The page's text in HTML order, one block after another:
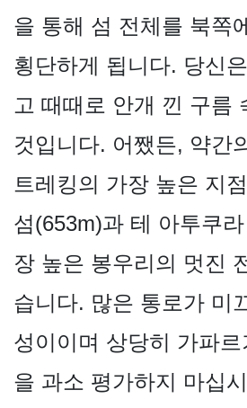
을 통해 섬 전체를 북쪽
횡단하게 됩니다. 당신
고 때때로 안개 낀 구름
것입니다. 어쨌든, 약간
트레킹의 가장 높은 지
섬(653m)과 테 아투쿠
장 높은 봉우리의 멋진
습니다. 많은 통로가 미
성이이며 상당히 가파
을 과소 평가하지 마십